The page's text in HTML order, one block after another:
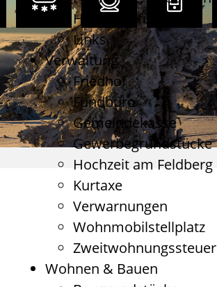
Haushaltsführung
Links
Verwaltung
Friedhof
Fundbüro
Gemeindekasse
Gewerbegrundstücke
Hochzeit am Feldberg
Kurtaxe
Verwarnungen
Wohnmobilstellplatz
Zweitwohnungssteuer
Wohnen & Bauen